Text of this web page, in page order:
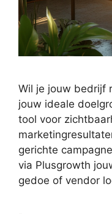
Wil je jouw bedrijf
jouw ideale
tool voor
gerichte
via Plusgrowth
gedoe of vendor